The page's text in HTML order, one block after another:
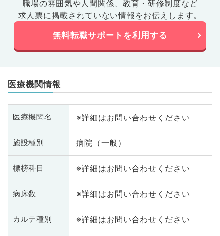
職場の雰囲気や人間関係、 教育・研修制度など
求人票に掲載されていない情報をお伝えします。
無料転職サポートを利用する
医療機関情報
医療機関名 ※詳細はお問い合わせください
施設種別 病院（一般）
標榜科目 ※詳細はお問い合わせください
病床数 ※詳細はお問い合わせください
カルテ種別 ※詳細はお問い合わせください